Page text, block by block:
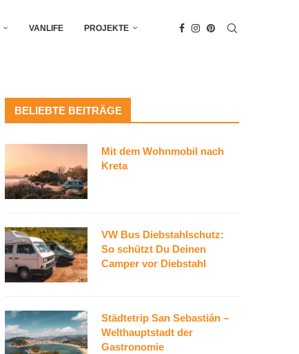
VANLIFE PROJEKTE
BELIEBTE BEITRÄGE
Mit dem Wohnmobil nach
Kreta
VW Bus Diebstahlschutz:
So schützt Du Deinen
Camper vor Diebstahl
Städtetrip San Sebastián –
Welthauptstadt der
Gastronomie